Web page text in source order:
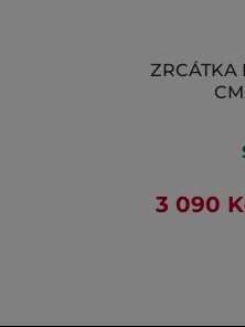
ZRCÁTKA
3 090